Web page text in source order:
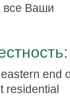
все Ваши
end
residential